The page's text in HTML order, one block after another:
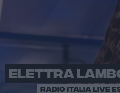
ELETTRA
RADIO ITALIA LIVE